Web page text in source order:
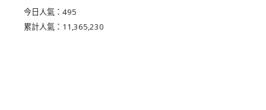
今日人氣： 495
累計人氣： 11,365,230